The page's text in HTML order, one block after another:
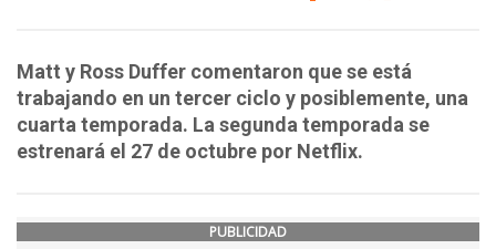
Matt y Ross Duffer comentaron que se está
trabajando en un tercer ciclo y posiblemente, una
cuarta temporada. La segunda temporada se
estrenará el 27 de octubre por Netflix.
PUBLICIDAD